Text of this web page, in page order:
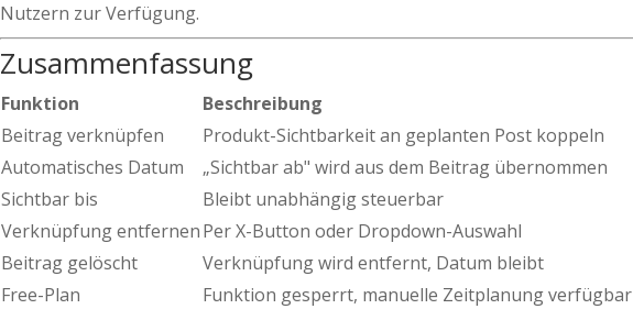
Nutzern zur Verfügung.
Zusammenfassung
Funktion
Beschreibung
Beitrag verknüpfen
Produkt-Sichtbarkeit an geplanten Post koppeln
Automatisches Datum
„Sichtbar ab" wird aus dem Beitrag übernommen
Sichtbar bis
Bleibt unabhängig steuerbar
Verknüpfung entfernenPer X-Button oder Dropdown-Auswahl
Beitrag gelöscht
Verknüpfung wird entfernt, Datum bleibt
Free-Plan
Funktion gesperrt, manuelle Zeitplanung verfügbar